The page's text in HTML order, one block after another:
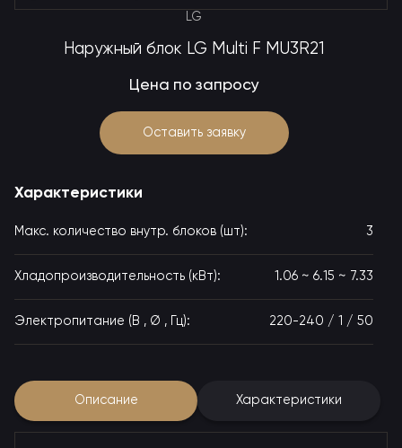
LG
Наружный блок LG Multi F MU3R21
Цена по запросу
Оставить заявку
Характеристики
Макс. количество внутр. блоков (шт): 3
Хладопроизводительность (кВт): 1.06 ~ 6.15 ~ 7.33
Электропитание (В , Ø , Гц): 220-240 / 1 / 50
Описание Характеристики